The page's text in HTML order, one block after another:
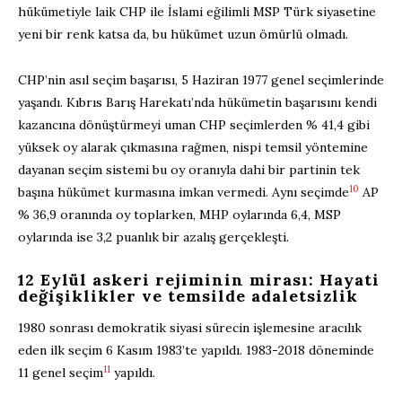
hükümetiyle laik CHP ile İslami eğilimli MSP Türk siyasetine
yeni bir renk katsa da, bu hükümet uzun ömürlü olmadı.
CHP’nin asıl seçim başarısı, 5 Haziran 1977 genel seçimlerinde
yaşandı. Kıbrıs Barış Harekatı’nda hükümetin başarısını kendi
kazancına dönüştürmeyi uman CHP seçimlerden % 41,4 gibi
yüksek oy alarak çıkmasına rağmen, nispi temsil yöntemine
dayanan seçim sistemi bu oy oranıyla dahi bir partinin tek
başına hükümet kurmasına imkan vermedi. Aynı seçimde10 AP
% 36,9 oranında oy toplarken, MHP oylarında 6,4, MSP
oylarında ise 3,2 puanlık bir azalış gerçekleşti.
12 Eylül askeri rejiminin mirası: Hayati
değişiklikler ve temsilde adaletsizlik
1980 sonrası demokratik siyasi sürecin işlemesine aracılık
eden ilk seçim 6 Kasım 1983’te yapıldı. 1983-2018 döneminde
11 genel seçim11 yapıldı.